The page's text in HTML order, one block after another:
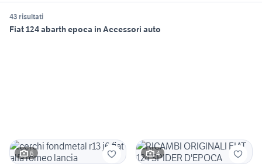
43 risultati
Fiat 124 abarth epoca in Accessori auto
6 4